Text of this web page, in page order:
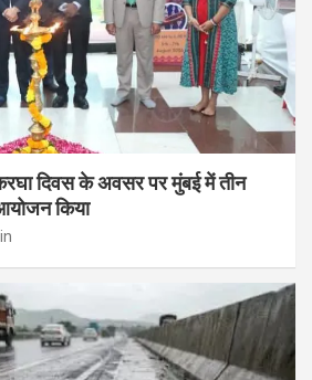
दिवस के अवसर पर मुंबई में तीन
किया